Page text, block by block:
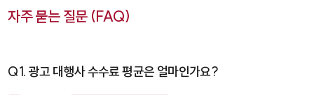
자주 묻는 질문 (FAQ)
Q1. 광고 대행사 수수료 평균은 얼마인가요?